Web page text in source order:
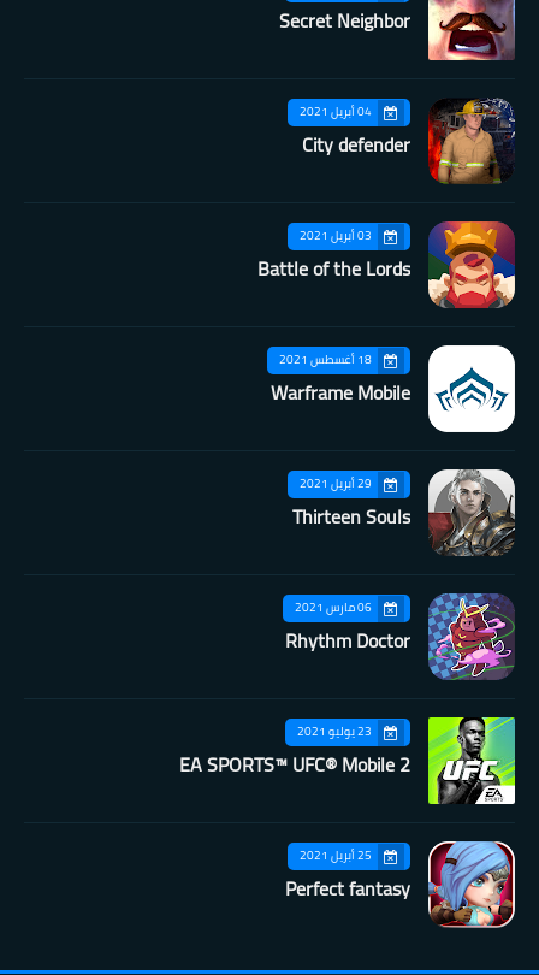
Secret Neighbor
04 أبريل 2021
City defender
03 أبريل 2021
Battle of the Lords
18 أغسطس 2021
Warframe Mobile
29 أبريل 2021
Thirteen Souls
06 مارس 2021
Rhythm Doctor
23 يوليو 2021
EA SPORTS™ UFC® Mobile 2
25 أبريل 2021
Perfect fantasy